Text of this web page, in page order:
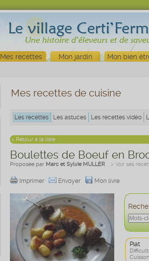
Mes recettes Mon jardin Mon bien
Mes recettes de cuisine
Les recettes Les astuces Les recettes vidéo
< Retour à la liste
Boulettes de Boeuf en
Proposée par Marc et Sylvie MULLER > Voir ses
Imprimer Envoyer Mon livre
Plat